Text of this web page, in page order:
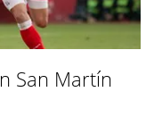
San Martín